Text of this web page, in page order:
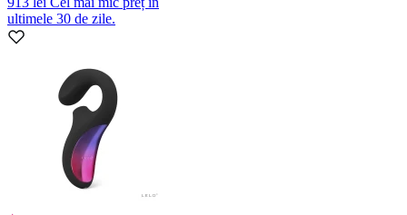
ultimele 30 de zile.